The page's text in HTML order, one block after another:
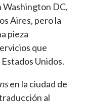
Washington DC,
Aires, pero la
pieza
que
Unidos.
en la ciudad de
al